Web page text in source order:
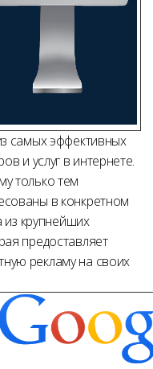
самых эффективных
и услуг в интернете.
только тем
в конкретном
из крупнейших
предоставляет
рекламу на своих